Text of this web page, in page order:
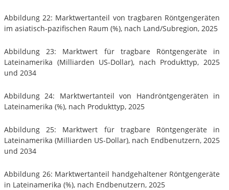
Abbildung 22: Marktwertanteil von tragbaren Röntgengeräten
im asiatisch-pazifischen Raum (%), nach Land/Subregion, 2025
Abbildung 23: Marktwert für tragbare Röntgengeräte in
Lateinamerika (Milliarden US-Dollar), nach Produkttyp, 2025
und 2034
Abbildung 24: Marktwertanteil von Handröntgengeräten in
Lateinamerika (%), nach Produkttyp, 2025
Abbildung 25: Marktwert für tragbare Röntgengeräte in
Lateinamerika (Milliarden US-Dollar), nach Endbenutzern, 2025
und 2034
Abbildung 26: Marktwertanteil handgehaltener Röntgengeräte
in Lateinamerika (%), nach Endbenutzern, 2025